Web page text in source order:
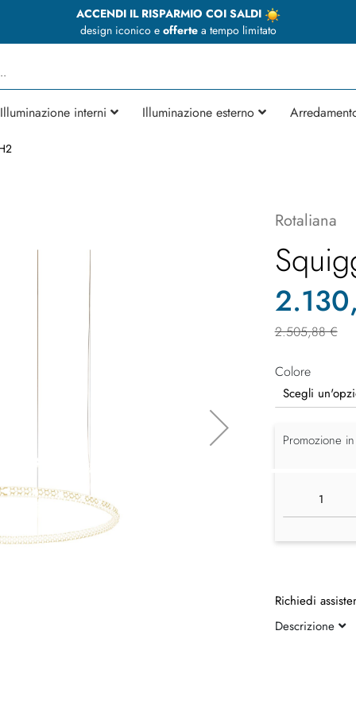
ACCENDI IL RISPARMIO COI SALDI
design iconico e offertea tempo limitato
Illuminazione interni Illuminazione esterno
Rotaliana
2.505,88 €
Colore
Promozione
Richiedi
Descrizione